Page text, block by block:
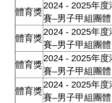
體育獎
2024 - 2025年度
賽–男子甲組團體
體育獎
2024 - 2025年度
賽–男子甲組團體
體育獎
2024 - 2025年度
賽–男子甲組團體
體育獎
2024 - 2025年度
賽–男子甲組團體